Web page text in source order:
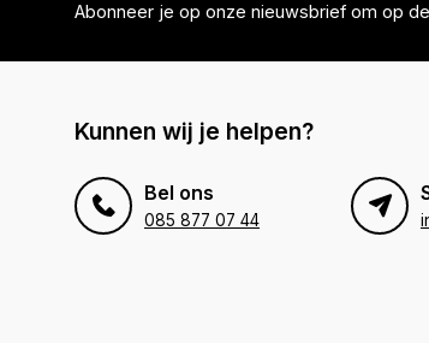
Abonneer je op onze nieuwsbrief om op
Kunnen wij je helpen?
Bel ons
085 877 07 44